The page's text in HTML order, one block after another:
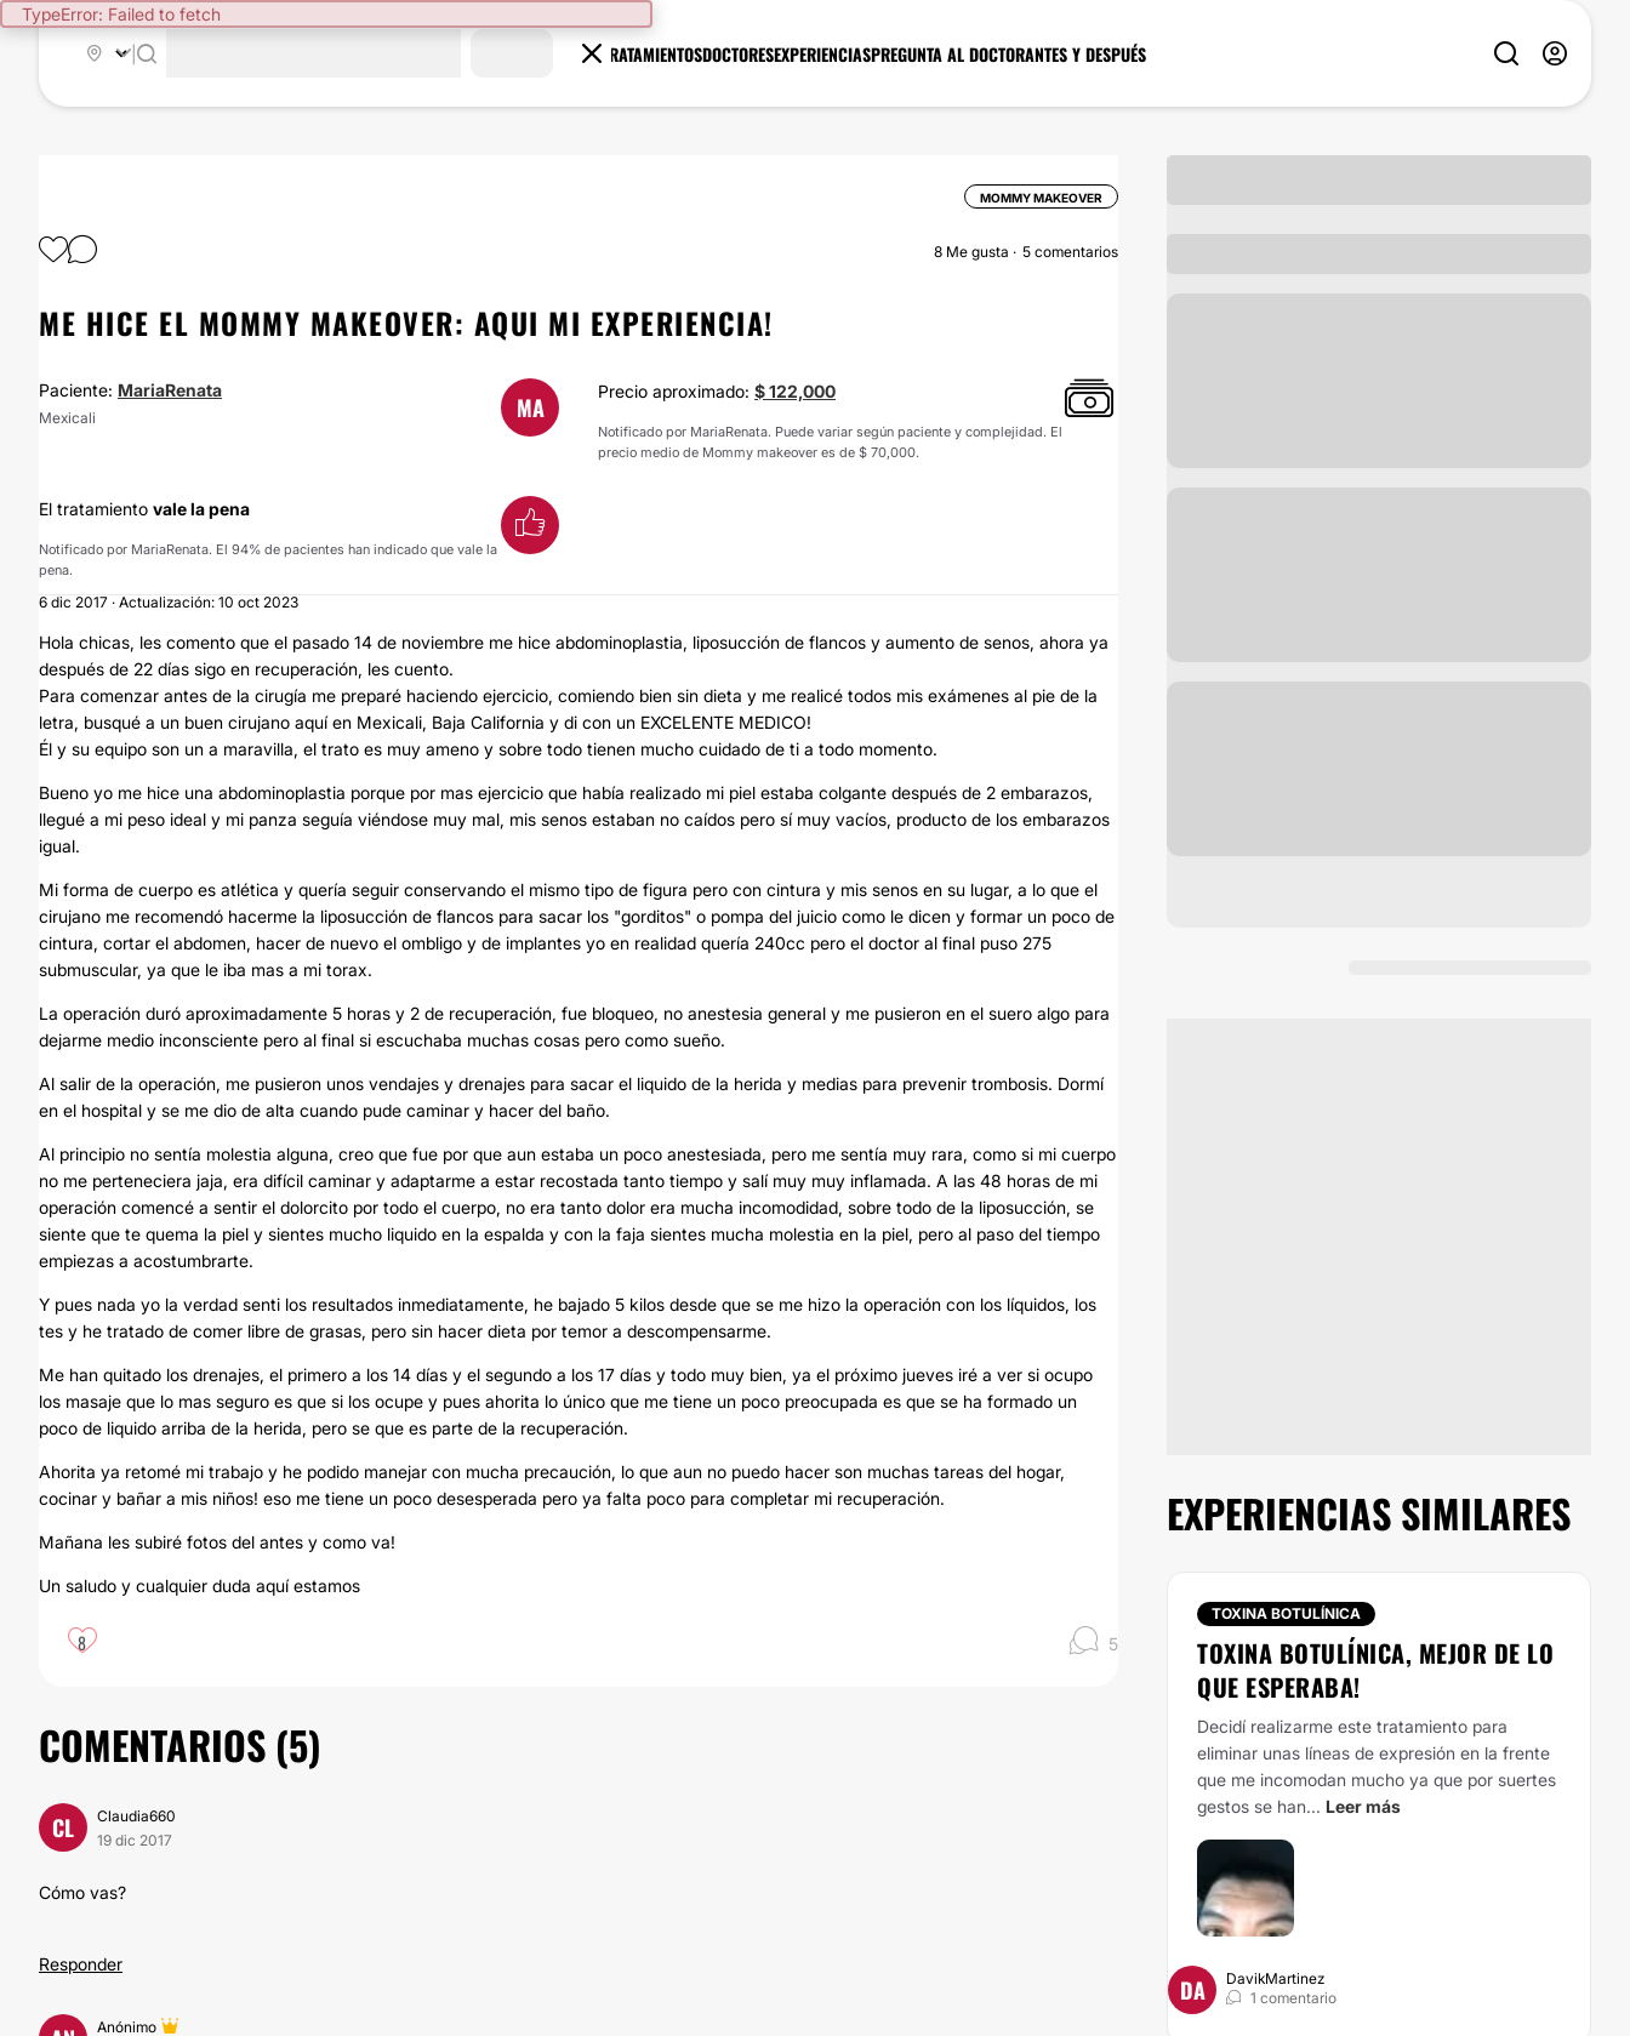
TypeError: Failed to fetch
TRATAMIENTOSDOCTORESEXPERIENCIASPREGUNTA AL DOCTORANTES Y DESPUÉS
MOMMY MAKEOVER
8 Me gusta 5 comentarios
ME HICE EL MOMMY MAKEOVER: AQUI MI EXPERIENCIA!
Paciente: MariaRenata
Mexicali MA Precio aproximado: $ 122,000
Notificado por MariaRenata. Puede variar según paciente y complejidad. El
precio medio de Mommy makeover es de $ 70,000.
El tratamiento vale la pena
Notificado por MariaRenata. El 94% de pacientes han indicado que vale la
pena.
6 dic 2017 · Actualización: 10 oct 2023
Hola chicas, les comento que el pasado 14 de noviembre me hice abdominoplastia, liposucción de flancos y aumento de senos, ahora ya
después de 22 días sigo en recuperación, les cuento.
Para comenzar antes de la cirugía me preparé haciendo ejercicio, comiendo bien sin dieta y me realicé todos mis exámenes al pie de la
letra, busqué a un buen cirujano aquí en Mexicali, Baja California y di con un EXCELENTE MEDICO!
Él y su equipo son un a maravilla, el trato es muy ameno y sobre todo tienen mucho cuidado de ti a todo momento.
Bueno yo me hice una abdominoplastia porque por mas ejercicio que había realizado mi piel estaba colgante después de 2 embarazos,
llegué a mi peso ideal y mi panza seguía viéndose muy mal, mis senos estaban no caídos pero sí muy vacíos, producto de los embarazos
igual.
Mi forma de cuerpo es atlética y quería seguir conservando el mismo tipo de figura pero con cintura y mis senos en su lugar, a lo que el
cirujano me recomendó hacerme la liposucción de flancos para sacar los "gorditos" o pompa del juicio como le dicen y formar un poco de
cintura, cortar el abdomen, hacer de nuevo el ombligo y de implantes yo en realidad quería 240cc pero el doctor al final puso 275
submuscular, ya que le iba mas a mi torax.
La operación duró aproximadamente 5 horas y 2 de recuperación, fue bloqueo, no anestesia general y me pusieron en el suero algo para
dejarme medio inconsciente pero al final si escuchaba muchas cosas pero como sueño.
Al salir de la operación, me pusieron unos vendajes y drenajes para sacar el liquido de la herida y medias para prevenir trombosis. Dormí
en el hospital y se me dio de alta cuando pude caminar y hacer del baño.
Al principio no sentía molestia alguna, creo que fue por que aun estaba un poco anestesiada, pero me sentía muy rara, como si mi cuerpo
no me perteneciera jaja, era difícil caminar y adaptarme a estar recostada tanto tiempo y salí muy muy inflamada. A las 48 horas de mi
operación comencé a sentir el dolorcito por todo el cuerpo, no era tanto dolor era mucha incomodidad, sobre todo de la liposucción, se
siente que te quema la piel y sientes mucho liquido en la espalda y con la faja sientes mucha molestia en la piel, pero al paso del tiempo
empiezas a acostumbrarte.
Y pues nada yo la verdad senti los resultados inmediatamente, he bajado 5 kilos desde que se me hizo la operación con los líquidos, los
tes y he tratado de comer libre de grasas, pero sin hacer dieta por temor a descompensarme.
Me han quitado los drenajes, el primero a los 14 días y el segundo a los 17 días y todo muy bien, ya el próximo jueves iré a ver si ocupo
los masaje que lo mas seguro es que si los ocupe y pues ahorita lo único que me tiene un poco preocupada es que se ha formado un
poco de liquido arriba de la herida, pero se que es parte de la recuperación.
Ahorita ya retomé mi trabajo y he podido manejar con mucha precaución, lo que aun no puedo hacer son muchas tareas del hogar,
cocinar y bañar a mis niños! eso me tiene un poco desesperada pero ya falta poco para completar mi recuperación.
Mañana les subiré fotos del antes y como va!
Un saludo y cualquier duda aquí estamos
8 5
COMENTARIOS (5)
CL
Claudia660
19 dic 2017
Cómo vas?
Responder
Anónimo
EXPERIENCIAS SIMILARES
TOXINA BOTULÍNICA
TOXINA BOTULÍNICA, MEJOR DE LO
QUE ESPERABA!
Decidí realizarme este tratamiento para
eliminar unas líneas de expresión en la frente
que me incomodan mucho ya que por suertes
gestos se han... Leer más
DA
DavikMartinez
1 comentario